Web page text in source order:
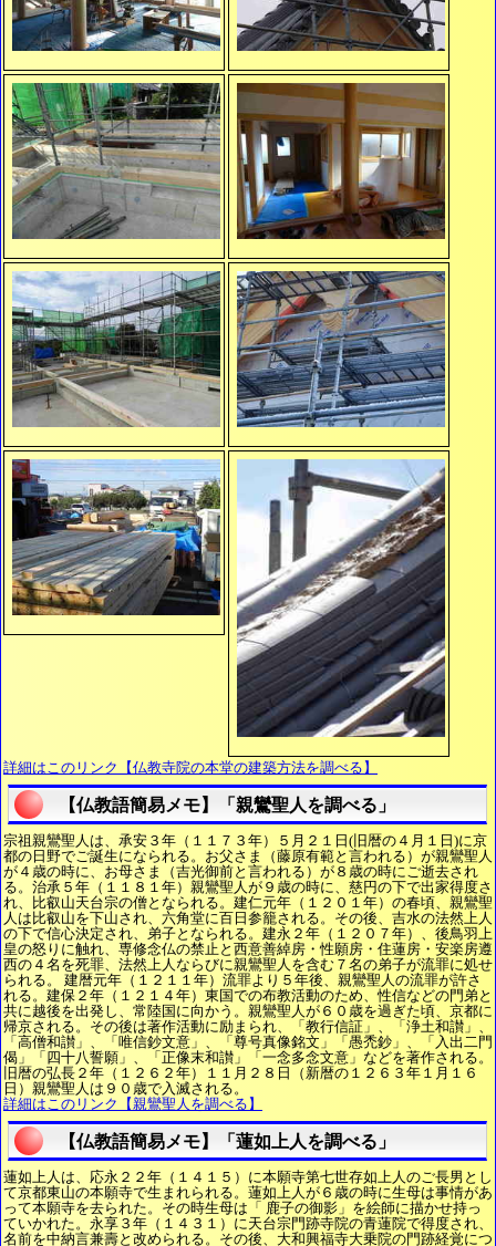
詳細はこのリンク【仏教寺院の本堂の建築方法を調べる】
【仏教語簡易メモ】「親鸞聖人を調べる」
宗祖親鸞聖人は、承安３年（１１７３年）５月２１日(旧暦の４月１日)に京
都の日野でご誕生になられる。お父さま（藤原有範と言われる）が親鸞聖人
が４歳の時に、お母さま（吉光御前と言われる）が８歳の時にご逝去され
る。治承５年（１１８１年）親鸞聖人が９歳の時に、慈円の下で出家得度さ
れ、比叡山天台宗の僧となられる。建仁元年（１２０１年）の春頃、親鸞聖
人は比叡山を下山され、六角堂に百日参籠される。その後、吉水の法然上人
の下で信心決定され、弟子となられる。建永２年（１２０７年）、後鳥羽上
皇の怒りに触れ、専修念仏の禁止と西意善綽房・性願房・住蓮房・安楽房遵
西の４名を死罪、法然上人ならびに親鸞聖人を含む７名の弟子が流罪に処せ
られる。 建暦元年（１２１１年）流罪より５年後、親鸞聖人の流罪が許さ
れる。建保２年（１２１４年）東国での布教活動のため、性信などの門弟と
共に越後を出発し、常陸国に向かう。親鸞聖人が６０歳を過ぎた頃、京都に
帰京される。その後は著作活動に励まられ、「教行信証」、「浄土和讃」、
「高僧和讃」、「唯信鈔文意」、「尊号真像銘文」「愚禿鈔」、「入出二門
偈」「四十八誓願」、「正像末和讃」「一念多念文意」などを著作される。
旧暦の弘長２年（１２６２年）１１月２８日（新暦の１２６３年１月１６
日）親鸞聖人は９０歳で入滅される。
詳細はこのリンク【親鸞聖人を調べる】
【仏教語簡易メモ】「蓮如上人を調べる」
蓮如上人は、応永２２年（１４１５）に本願寺第七世存如上人のご長男とし
て京都東山の本願寺で生まれられる。蓮如上人が６歳の時に生母は事情があ
って本願寺を去られた。その時生母は「 鹿子の御影」を絵師に描かせ持っ
ていかれた。永享３年（１４３１）に天台宗門跡寺院の青蓮院で得度され、
名前を中納言兼壽と改められる。その後、大和興福寺大乗院の門跡経覚につ